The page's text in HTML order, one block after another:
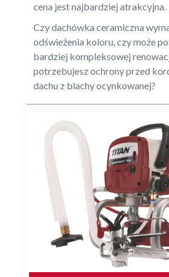
cena jest najbardziej atrakcyjna.
Czy dachówka ceramiczna
odświeżenia koloru, czy może
bardziej kompleksowej
potrzebujesz ochrony przed
dachu z blachy ocynkowanej?